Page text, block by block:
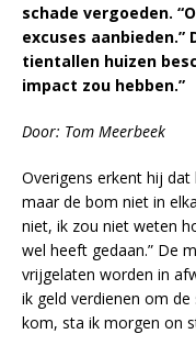
schade vergoeden.
excuses
tientallen huizen
impact zou hebben.”
Door: Tom Meerbeek
Overigens erkent hij
maar de bom niet in
niet, ik zou niet weten
wel heeft gedaan.” De
vrijgelaten worden in
ik geld verdienen om
kom, sta ik morgen on